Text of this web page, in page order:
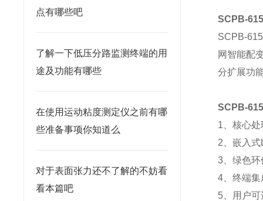
点有哪些吧
了解一下低压分路监测终端的用
途及功能有哪些
在使用运动粘度测定仪之前有哪
些准备事项你知道么
对于表面张力还不了解的不妨看
看本篇吧
SCPB-
SCPB-
网智能配
分扩展功
SCPB-
1、核心
2、嵌入
3、绿色
4、终端
5、用户